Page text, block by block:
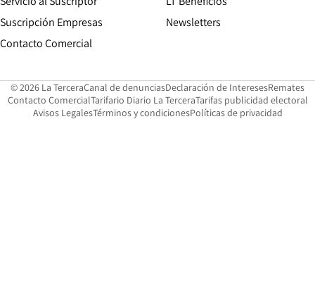
Suscripción Empresas
Contacto Comercial
Newsletters
© 2026 La TerceraCanal de denunciasOpens in new window
Declaración de InteresesOpens in
Remates
Contacto ComercialOpens in new window
Tarifario Diario La TerceraOpens in new window
Tarifas publicidad electoral
Avisos LegalesOpens in new window
Términos y condicionesPolíticas de privacidad